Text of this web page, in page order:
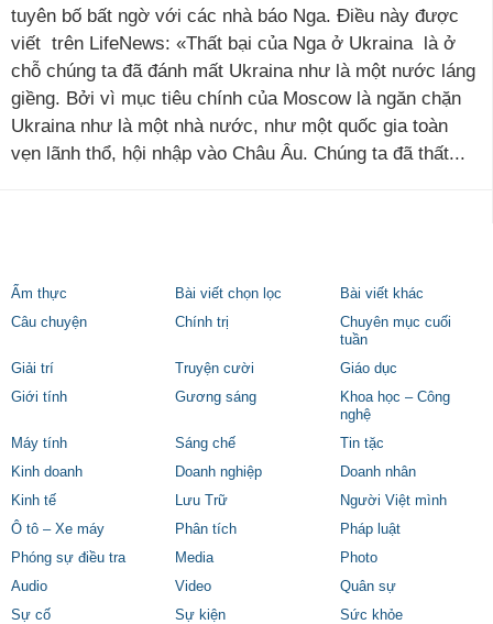
tuyên bố bất ngờ với các nhà báo Nga. Điều này được
viết trên LifeNews: «Thất bại của Nga ở Ukraina là ở
chỗ chúng ta đã đánh mất Ukraina như là một nước láng
giềng. Bởi vì mục tiêu chính của Moscow là ngăn chặn
Ukraina như là một nhà nước, như một quốc gia toàn
vẹn lãnh thổ, hội nhập vào Châu Âu. Chúng ta đã thất...
Ẩm thực Bài viết chọn lọc
Bài viết khác
Câu chuyện
Chính trị
Chuyên mục cuối
tuần
Giải trí
Truyện cười
Giáo dục
Giới tính
Gương sáng
Khoa học – Công
nghệ
Máy tính
Sáng chế
Tin tặc
Kinh doanh
Doanh nghiệp
Doanh nhân
Kinh tế
Lưu Trữ
Người Việt mình
Ô tô – Xe máy
Phân tích
Pháp luật
Phóng sự điều tra
Media
Photo
Audio
Video
Quân sự
Sự cố
Sự kiện
Sức khỏe